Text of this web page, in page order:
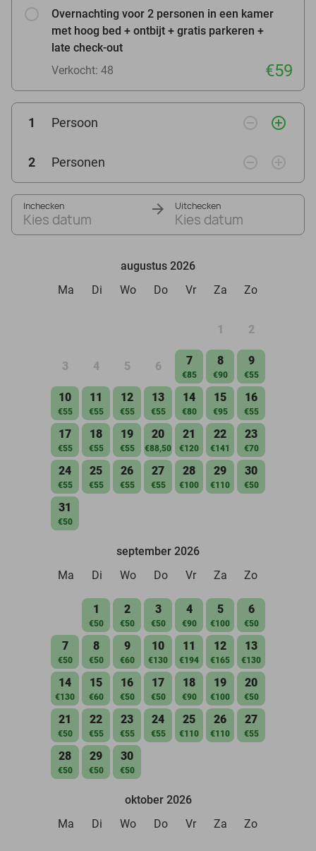
Overnachting voor 2 personen in een kamer
met hoog bed + ontbijt + gratis parkeren +
late check-out
Verkocht: 48
€59
1 Persoon remove_circle_outline add_circle_outline
2 Personen remove_circle_outline add_circle_outline
Inchecken
Kies datum
Uitchecken
Kies datum
augustus 2026
Ma
Di Wo Do Vr Za Zo
1 2
3 4 5 6 7
€85
8
€90
9
€55
10
€55
11
€55
12
€55
13
€55
14
€80
15
€95
16
€55
17
€55
18
€55
19
€55
20
€88,50
21
€120
22
€141
23
€70
24
€55
25
€55
26
€55
27
€55
28
€100
29
€110
30
€50
31
€50
september 2026
Ma
Di Wo Do Vr Za Zo
1
€50
2
€50
3
€50
4
€90
5
€100
6
€50
7
€50
8
€50
9
€60
10
€130
11
€194
12
€165
13
€130
14
€130
15
€60
16
€50
17
€50
18
€90
19
€100
20
€50
21
€50
22
€55
23
€55
24
€55
25
€110
26
€110
27
€55
28
€50
29
€50
30
€50
oktober 2026
Ma
Di Wo Do Vr Za Zo